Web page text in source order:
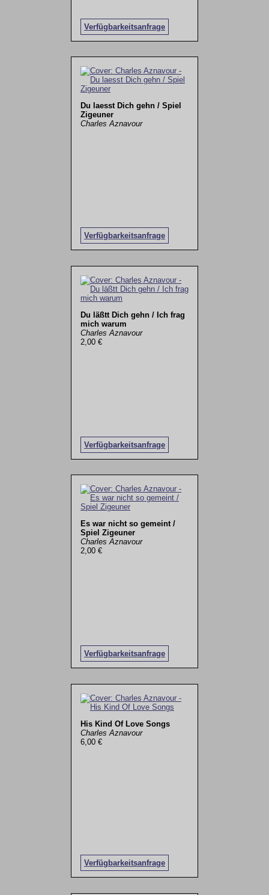
Verfügbarkeitsanfrage
Du laesst Dich gehn / Spiel
Zigeuner
Charles Aznavour
Verfügbarkeitsanfrage
Du läßtt Dich gehn / Ich frag
mich warum
Charles Aznavour
2,00 €
Verfügbarkeitsanfrage
Es war nicht so gemeint /
Spiel Zigeuner
Charles Aznavour
2,00 €
Verfügbarkeitsanfrage
His Kind Of Love Songs
Charles Aznavour
6,00 €
Verfügbarkeitsanfrage